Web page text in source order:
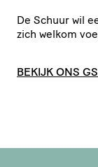
De Schuur wil
zich welkom
BEKIJK ONS